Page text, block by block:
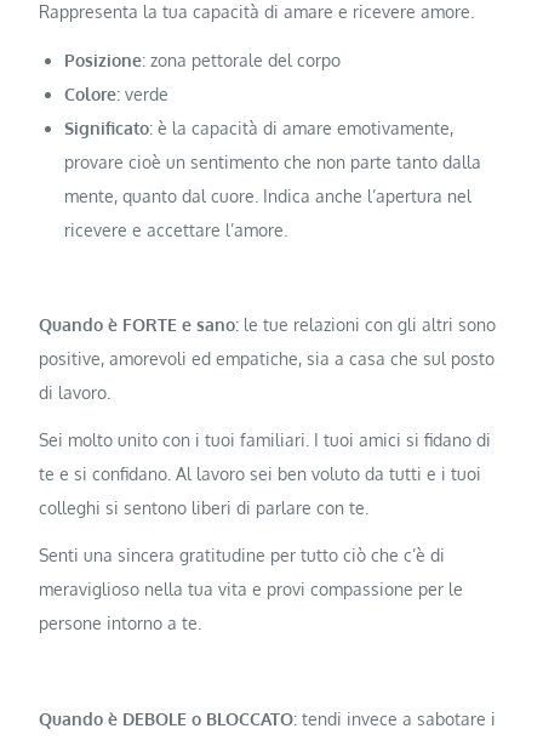
Rappresenta la tua capacità di amare e ricevere amore.
Posizione: zona pettorale del corpo
Colore: verde
Significato: è la capacità di amare emotivamente,
provare cioè un sentimento che non parte tanto dalla
mente, quanto dal cuore. Indica anche l’apertura nel
ricevere e accettare l’amore.
Quando è FORTE e sano: le tue relazioni con gli altri sono
positive, amorevoli ed empatiche, sia a casa che sul posto
di lavoro.
Sei molto unito con i tuoi familiari. I tuoi amici si fidano di
te e si confidano. Al lavoro sei ben voluto da tutti e i tuoi
colleghi si sentono liberi di parlare con te.
Senti una sincera gratitudine per tutto ciò che c’è di
meraviglioso nella tua vita e provi compassione per le
persone intorno a te.
Quando è DEBOLE o BLOCCATO: tendi invece a sabotare i